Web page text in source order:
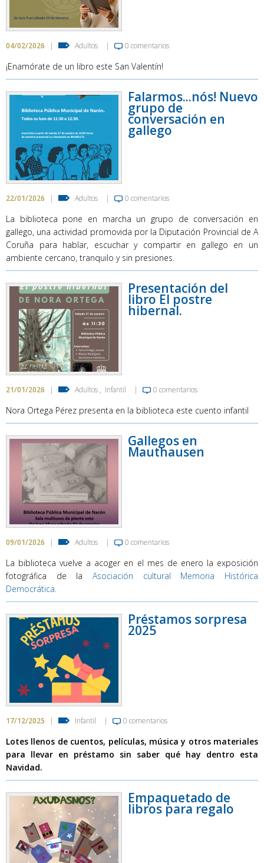
04/02/2026 | Adultos | 0 comentarios
¡Enamórate de un libro este San Valentín!
Falarmos...nós! Nuevo
grupo de
conversación en
gallego
22/01/2026 | Adultos | 0 comentarios
La biblioteca pone en marcha un grupo de conversación en
gallego, una actividad promovida por la Diputación Provincial de A
Coruña para hablar, escuchar y compartir en gallego en un
ambiente cercano, tranquilo y sin presiones.
Presentación del
libro El postre
hibernal.
21/01/2026 | Adultos , Infantil | 0 comentarios
Nora Ortega Pérez presenta en la biblioteca este cuento infantil
Gallegos en
Mauthausen
09/01/2026 | Adultos | 0 comentarios
La biblioteca vuelve a acoger en el mes de enero la exposición
fotográfica de la Asociación cultural Memoria Histórica
Democrática.
Préstamos sorpresa
2025
17/12/2025 | Infantil | 0 comentarios
Lotes llenos de cuentos, películas, música y otros materiales
para llevar en préstamo sin saber qué hay dentro esta
Navidad.
Empaquetado de
libros para regalo